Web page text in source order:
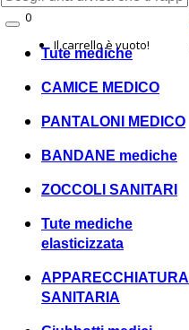
Tute mediche
CAMICE MEDICO
PANTALONI MEDICO
BANDANE mediche
ZOCCOLI SANITARI
Tute mediche
elasticizzata
APPARECCHIATURA
SANITARIA
0
Il carrello è vuoto!